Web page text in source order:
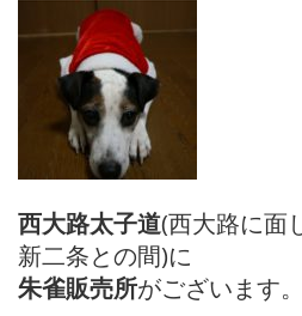
西大路太子道(西大路に面
新二条との間)に
朱雀販売所がございます。